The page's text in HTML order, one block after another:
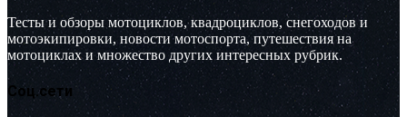
Тесты и обзоры мотоциклов, квадроциклов, снегоходов и
мотоэкипировки, новости мотоспорта, путешествия на
мотоциклах и множество других интересных рубрик.
Соц.сети